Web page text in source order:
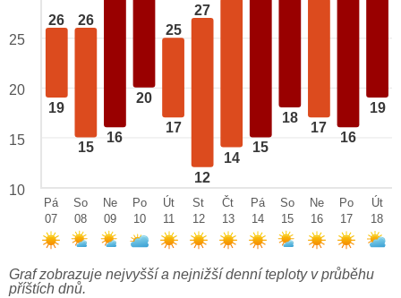
26
19
26
15
16
20
25
17
27
12
14
15
18
17
16
19
25
20
15
10
Pá
07
So
08
Ne
09
Po
10
Út
11
St
12
Čt
13
Pá
14
So
15
Ne
16
Po
17
Út
18
Graf zobrazuje nejvyšší a nejnižší denní teploty v průběhu
příštích dnů.